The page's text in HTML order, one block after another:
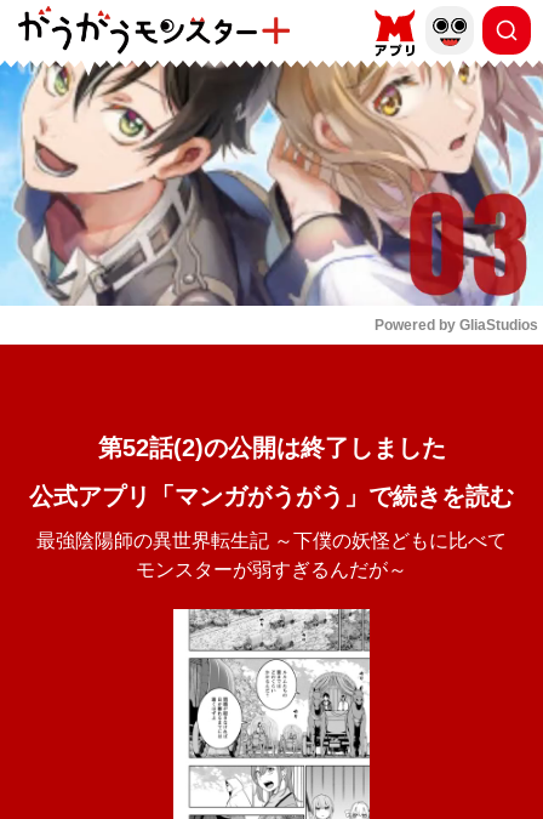
もっと読む
Powered by GliaStudios
第52話(2)の公開は終了しました
公式アプリ「マンガがうがう」で続きを読む
最強陰陽師の異世界転生記 ～下僕の妖怪どもに比べて
モンスターが弱すぎるんだが～